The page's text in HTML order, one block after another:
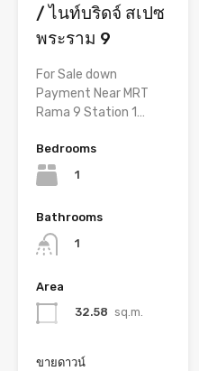
/ ไนท์บริดจ์ สเปซ
พระราม 9
For Sale down
Payment Near MRT
Rama 9 Station 1…
Bedrooms
1
Bathrooms
1
Area
32.58 sq.m.
ขายดาวน์